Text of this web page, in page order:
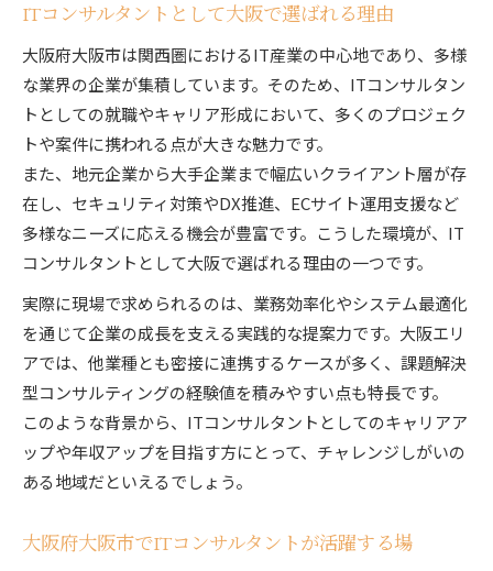
ITコンサルタントとして大阪で選ばれる理由
大阪府大阪市は関西圏におけるIT産業の中心地であり、多様
な業界の企業が集積しています。そのため、ITコンサルタン
トとしての就職やキャリア形成において、多くのプロジェク
トや案件に携われる点が大きな魅力です。
また、地元企業から大手企業まで幅広いクライアント層が存
在し、セキュリティ対策やDX推進、ECサイト運用支援など
多様なニーズに応える機会が豊富です。こうした環境が、IT
コンサルタントとして大阪で選ばれる理由の一つです。
実際に現場で求められるのは、業務効率化やシステム最適化
を通じて企業の成長を支える実践的な提案力です。大阪エリ
アでは、他業種とも密接に連携するケースが多く、課題解決
型コンサルティングの経験値を積みやすい点も特長です。
このような背景から、ITコンサルタントとしてのキャリアア
ップや年収アップを目指す方にとって、チャレンジしがいの
ある地域だといえるでしょう。
大阪府大阪市でITコンサルタントが活躍する場